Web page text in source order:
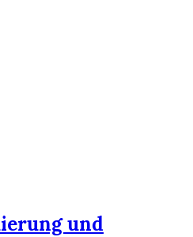
und